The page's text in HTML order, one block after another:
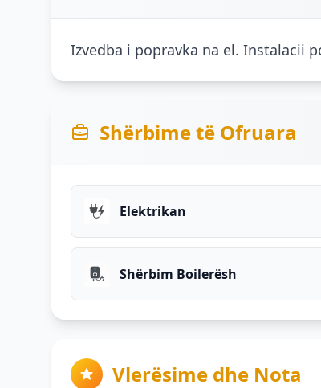
Izvedba i popravka na el. Instalacii
Shërbime të Ofruara
Elektrikan
Shërbim Boilerësh
Vlerësime dhe Nota